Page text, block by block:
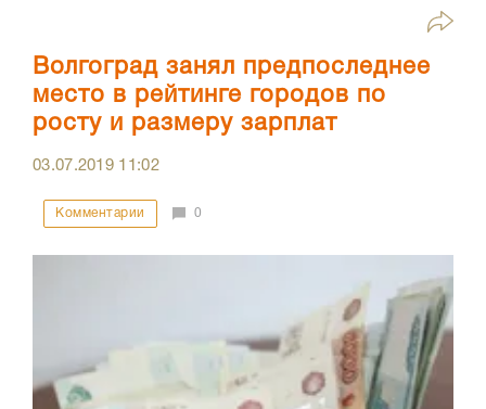
Волгоград занял предпоследнее
место в рейтинге городов по
росту и размеру зарплат
03.07.2019 11:02
Комментарии 0